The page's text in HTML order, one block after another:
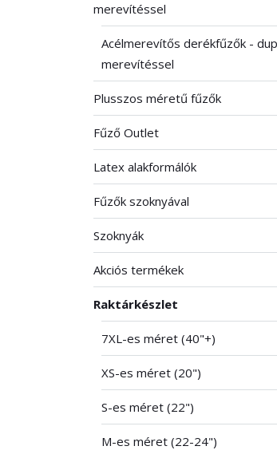
merevítéssel
Acélmerevítős derékfűzők -
merevítéssel
Plusszos méretű fűzők
Fűző Outlet
Latex alakformálók
Fűzők szoknyával
Szoknyák
Akciós termékek
Raktárkészlet
7XL-es méret (40"+)
XS-es méret (20")
S-es méret (22")
M-es méret (22-24")